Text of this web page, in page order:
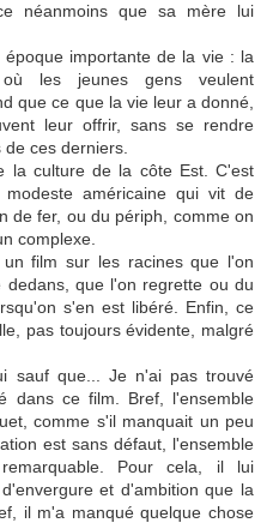
néanmoins que sa mère lui
importante de la vie : la
les jeunes gens veulent
que ce que la vie leur a donné,
leur offrir, sans se rendre
ces derniers.
la culture de la côte Est. C'est
américaine qui vit de
de fer, ou du périph, comme on
complexe.
film sur les racines que l'on
que l'on regrette ou du
s'en est libéré. Enfin, ce
pas toujours évidente, malgré
sauf que... Je n'ai pas trouvé
dans ce film. Bref, l'ensemble
comme s'il manquait un peu
est sans défaut, l'ensemble
Pour cela, il lui
et d'ambition que la
il m'a manqué quelque chose